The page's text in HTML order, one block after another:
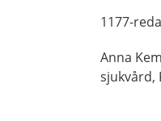
1177-
Anna
sjukvård,